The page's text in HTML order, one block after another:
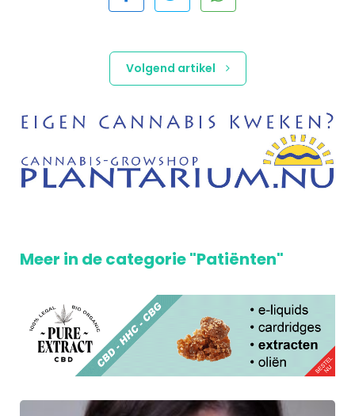
Volgend artikel
Meer in de categorie "Patiënten"